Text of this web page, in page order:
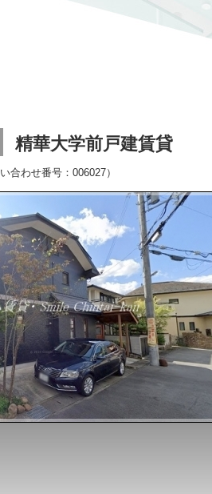
精華大学前戸建賃貸
合わせ番号：006027）